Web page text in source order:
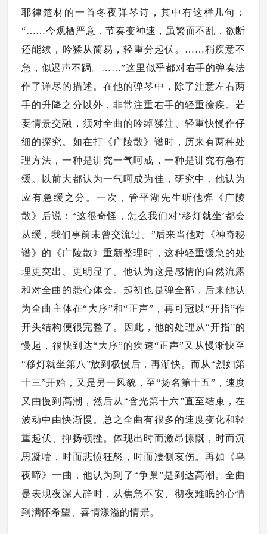
耶律楚材的一首冬夜弹琴诗，其中有这样几句：
“……今观栖严意，节奏变神速，虽繁而不乱，欲断
还能续，吟猱从简易，轻重分起伏。……稍疾意不
急，似迟声不跼。……”这里似乎都对右手的弹奏法
作了详尽的描述。在他的弹琴中，除了注意左右两
手的升降之分以外，非常注重右手的轻重徐疾。若
要情景交融，须对全曲的吟绰猱注、轻重快慢作仔
细的探究。如在打《广陵散》谱时，历来有两种处
理方法，一种是讲究一气呵成，一种是讲究有急有
缓。以前大都认为一气呵成为佳，研究中，他认为
应有急缓之分。一次，管平湖先生听他弹《广陵
散》后说：“这很奇怪，怎么我们对‘移灯就坐’都会
从缓，我们事前未曾交流过。”后来当他对《神奇秘
谱》的《广陵散》重新整理时，这种轻重缓急的处
理更突出、更明显了。他认为这是感情的自然流露
和对全曲的悉心体会。起初也是弹全部，后来他认
为全曲主体在“大序”和“正声”，再可冠以“开指”作
开头结构便很完整了。因此，他的处理从“开指”的
慢起，很快到达“大序”的疾速“正声”又从慢渐快至
“移灯就坐第八”放到极慢后，再渐快。而从“烈妇第
十三”开始，又是另一风貌，至“扬名第十五”，速度
又由慢到高潮，然后从“含光第十六”直至结束，在
波动中由快渐慢。总之全曲有很多的速度变化和轻
重起伏、抑扬顿挫。体现出时而激昂慷慨，时而沉
思凝噎，时而悲愤狂怒，时而凄侧哀伤。再如《乌
夜啼》一曲，他认为到了“争巢”是到达高潮。全曲
是表现夜深人静时，从焦急不安、彻夜难眠的心情
到满怀希望、喜情漾溢的情景。